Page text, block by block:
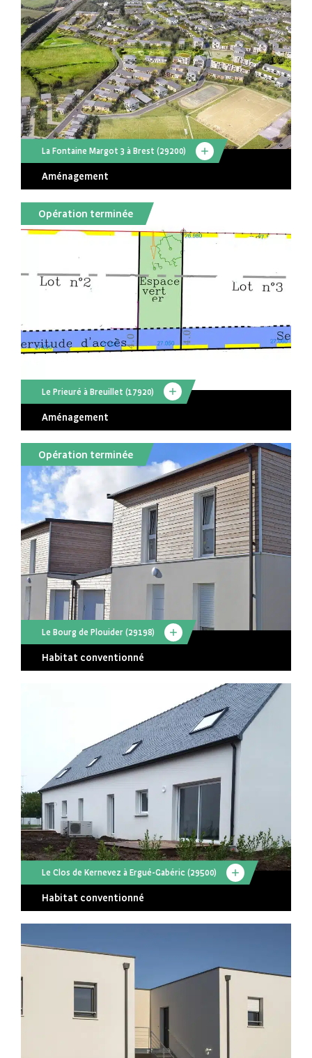
La Fontaine Margot 3 à Brest (29200)
Aménagement
Opération terminée
Le Prieuré à Breuillet (17920)
Aménagement
Opération terminée
Le Bourg de Plouider (29198)
Habitat conventionné
Le Clos de Kernevez à Ergué-Gabéric (29500)
Habitat conventionné